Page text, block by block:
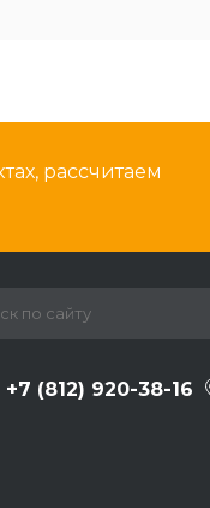
рассчитаем
+7 (812) 920-38-16